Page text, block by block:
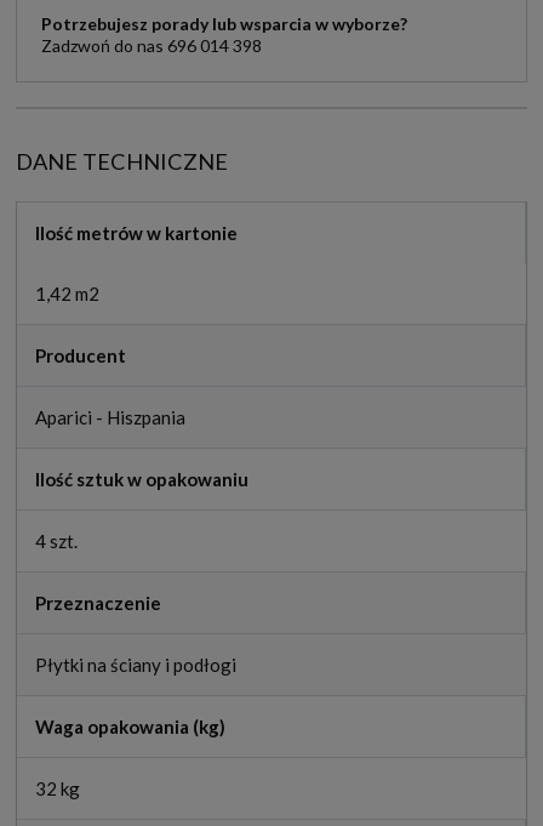
Potrzebujesz porady lub wsparcia w wyborze?
Zadzwoń do nas 696 014 398
DANE TECHNICZNE
Ilość metrów w kartonie
1,42 m2
Producent
Aparici - Hiszpania
Ilość sztuk w opakowaniu
4 szt.
Przeznaczenie
Płytki na ściany i podłogi
Waga opakowania (kg)
32 kg